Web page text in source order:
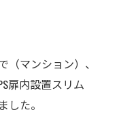
マンション）、
扉内設置スリム
た。